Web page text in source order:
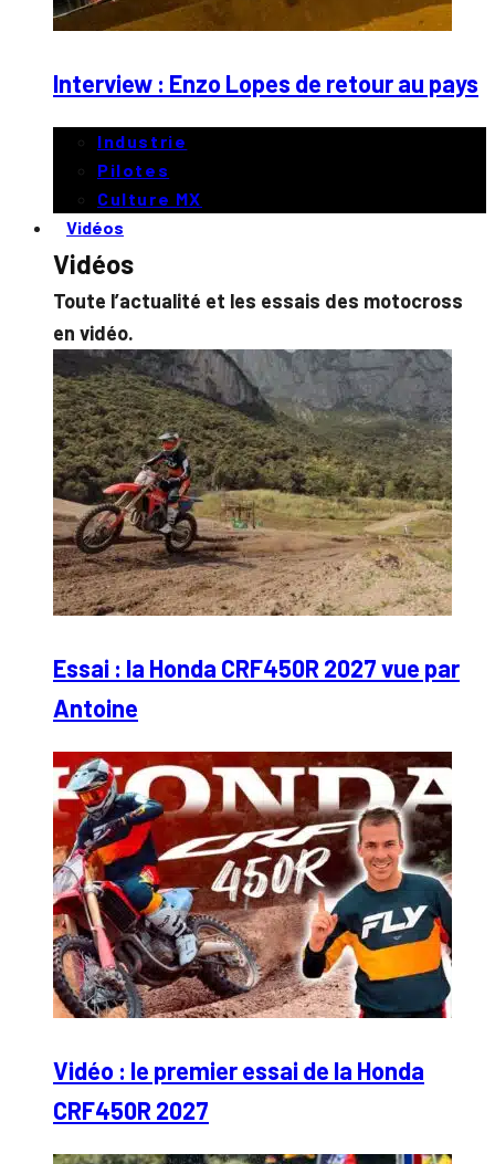
Interview : Enzo Lopes de retour au pays
Industrie
Pilotes
Culture MX
Vidéos
Vidéos
Toute l’actualité et les essais des motocross
en vidéo.
Essai : la Honda CRF450R 2027 vue par
Antoine
Vidéo : le premier essai de la Honda
CRF450R 2027